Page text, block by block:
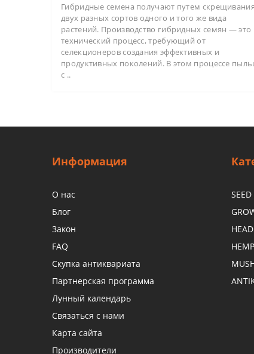
Гибридные семена получают путем скрещивания
двух разных сортов одного и того же вида
растений. Производство гибридных семян — это
технический процесс, требующий от
селекционеров создания эффективных и
продуктивных поколений. В этом процессе
с ..
Информация
О нас
Блог
Закон
FAQ
Скупка антиквариата
Партнерская программа
Лунный календарь
Связаться с нами
Карта сайта
Производители